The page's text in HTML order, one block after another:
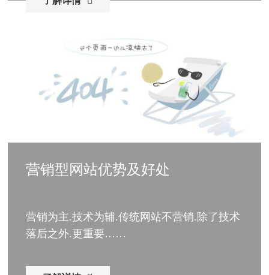
营销型网站优势及好处
营销为主.技术为辅.传统网站不营销.除了技术
落后之外.更重要……